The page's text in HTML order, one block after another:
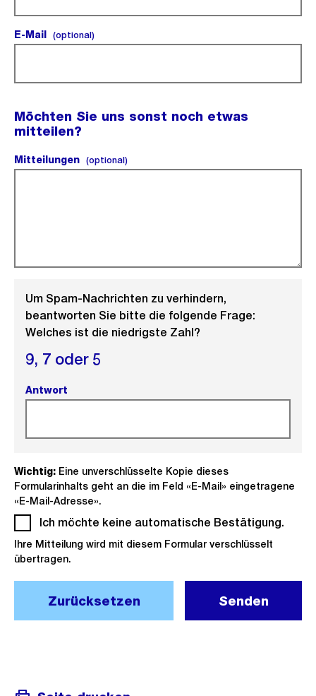
E-Mail (optional)(optional).
Möchten Sie uns sonst noch etwas
mitteilen?
Mitteilungen (optional)(optional).
Um Spam-Nachrichten zu verhindern,
beantworten Sie bitte die folgende Frage:
Welches ist die niedrigste Zahl?
9, 7 oder 5
Antwort
Wichtig: Eine unverschlüsselte Kopie dieses
Formularinhalts geht an die im Feld «E-Mail» eingetragene
«E-Mail-Adresse».
Ich möchte keine automatische Bestätigung.
Ihre Mitteilung wird mit diesem Formular verschlüsselt
übertragen.
Zurücksetzen Senden